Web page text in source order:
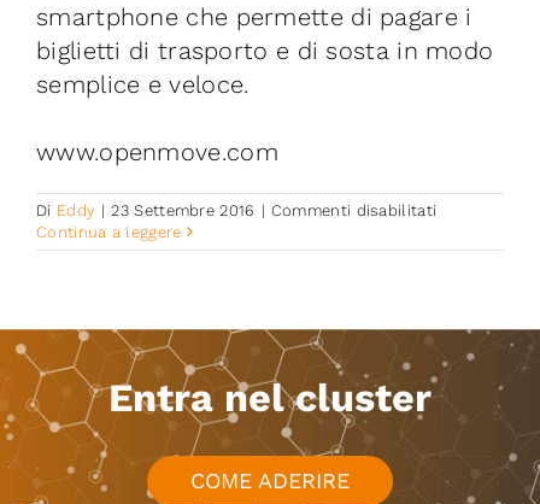
smartphone che permette di pagare i
biglietti di trasporto e di sosta in modo
semplice e veloce.
www.openmove.com
Di Eddy | 23 Settembre 2016 | Commenti disabilitati
Continua a leggere
Entra nel cluster
COME ADERIRE